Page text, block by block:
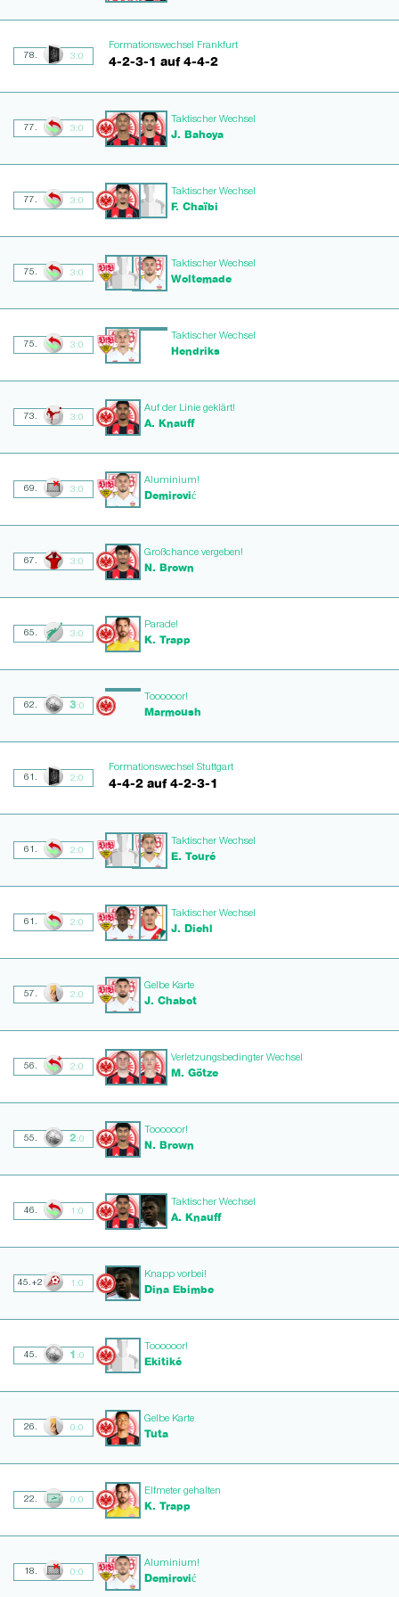
78. 3:0
Formationswechsel Frankfurt
4-2-3-1 auf 4-4-2
77. 3:0
Taktischer Wechsel
J. Bahoya
77. 3:0
Taktischer Wechsel
F. Chaïbi
75. 3:0
Taktischer Wechsel
Woltemade
75. 3:0
Taktischer Wechsel
Hendriks
73. 3:0
Auf der Linie geklärt!
A. Knauff
69. 3:0
Aluminium!
Demirović
67. 3:0
Großchance vergeben!
N. Brown
65. 3:0
Parade!
K. Trapp
62. 3 :0
Toooooor!
Marmoush
61. 2:0
Formationswechsel Stuttgart
4-4-2 auf 4-2-3-1
61. 2:0
Taktischer Wechsel
E. Touré
61. 2:0
Taktischer Wechsel
J. Diehl
57. 2:0
Gelbe Karte
J. Chabot
56. 2:0
Verletzungsbedingter Wechsel
M. Götze
55. 2 :0
Toooooor!
N. Brown
46. 1:0
Taktischer Wechsel
A. Knauff
45.+2 1:0
Knapp vorbei!
Dina Ebimbe
45. 1 :0
Toooooor!
Ekitiké
26. 0:0
Gelbe Karte
Tuta
22. 0:0
Elfmeter gehalten
K. Trapp
18. 0:0
Aluminium!
Demirović